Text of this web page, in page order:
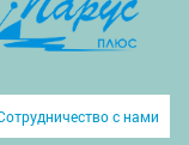
с нами